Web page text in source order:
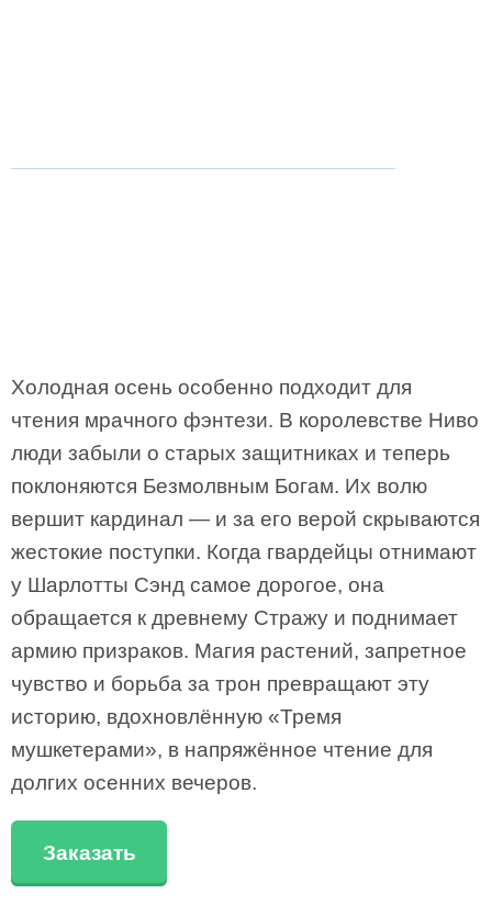
Холодная осень особенно подходит для
чтения мрачного фэнтези. В королевстве Ниво
люди забыли о старых защитниках и теперь
поклоняются Безмолвным Богам. Их волю
вершит кардинал — и за его верой скрываются
жестокие поступки. Когда гвардейцы отнимают
у Шарлотты Сэнд самое дорогое, она
обращается к древнему Стражу и поднимает
армию призраков. Магия растений, запретное
чувство и борьба за трон превращают эту
историю, вдохновлённую «Тремя
мушкетерами», в напряжённое чтение для
долгих осенних вечеров.
Заказать